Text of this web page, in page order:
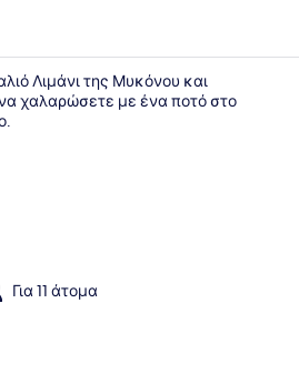
Λιμάνι της Μυκόνου και
χαλαρώσετε με ένα ποτό στο
Για 11 άτομα